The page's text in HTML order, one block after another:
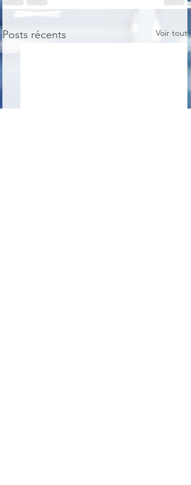
Posts récents Voir tout